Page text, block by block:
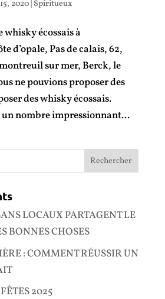
2020| Spiritueux
whisky écossais à
d’opale, Pas de calais, 62,
sur mer, Berck, le
ne pouvions proposer des
des whisky écossais.
un nombre impressionnant...
LOCAUX PARTAGENT LE
BONNES CHOSES
: COMMENT RÉUSSIR UN
2025